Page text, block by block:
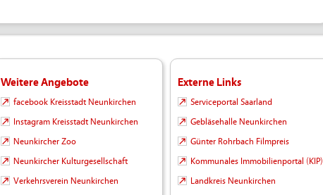
Weitere Angebote
facebook Kreisstadt Neunkirchen
Instagram Kreisstadt Neunkirchen
Neunkircher Zoo
Neunkircher Kulturgesellschaft
Verkehrsverein Neunkirchen
Externe Links
Serviceportal Saarland
Gebläsehalle Neunkirchen
Günter Rohrbach Filmpreis
Kommunales Immobilienportal (KIP)
Landkreis Neunkirchen